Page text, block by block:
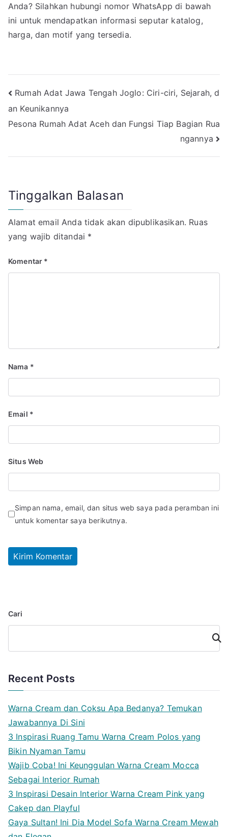
Anda? Silahkan hubungi nomor WhatsApp di bawah
ini untuk mendapatkan informasi seputar katalog,
harga, dan motif yang tersedia.
Navigasi
pos
Rumah Adat Jawa Tengah Joglo: Ciri-ciri, Sejarah, d
an Keunikannya
Pesona Rumah Adat Aceh dan Fungsi Tiap Bagian Rua
ngannya
Tinggalkan Balasan
Alamat email Anda tidak akan dipublikasikan. Ruas
yang wajib ditandai *
Komentar *
Nama *
Email *
Situs Web
Simpan nama, email, dan situs web saya pada peramban ini
untuk komentar saya berikutnya.
Cari
Cari
Recent Posts
Warna Cream dan Coksu Apa Bedanya? Temukan
Jawabannya Di Sini
3 Inspirasi Ruang Tamu Warna Cream Polos yang
Bikin Nyaman Tamu
Wajib Coba! Ini Keunggulan Warna Cream Mocca
Sebagai Interior Rumah
3 Inspirasi Desain Interior Warna Cream Pink yang
Cakep dan Playful
Gaya Sultan! Ini Dia Model Sofa Warna Cream Mewah